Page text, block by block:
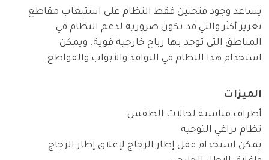
يساعد وجود فتحتين فقط النظام على استيعاب مقاطع
تعزيز أكثر والتي قد تكون ضرورية لدعم النظام في
المناطق التي توجد بها رياح خارجية قوية. ويمكن
استخدام هذا النظام في النوافذ والأبواب والقواطع.
الميزات
أطراف مناسبة لحالات الطقس
نظام براغي التوجيه
يمكن استخدام قفل إطار الزجاج لإغلاق إطار الزجاج